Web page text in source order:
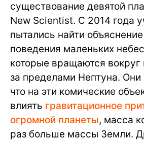
существование девятой
New Scientist. С 2014 года
пытались найти
поведения маленьких
которые вращаются
за пределами Нептуна.
что на эти комические
влиять гравитационное
огромной планеты, масса
раз больше массы Земли.